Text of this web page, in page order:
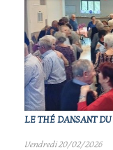
LE THÉ DANSANT
Vendredi 20/02/2026